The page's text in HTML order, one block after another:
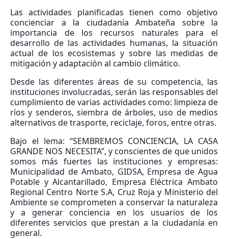
Las actividades planificadas tienen como objetivo
concienciar a la ciudadanía Ambateña sobre la
importancia de los recursos naturales para el
desarrollo de las actividades humanas, la situación
actual de los ecosistemas y sobre las medidas de
mitigación y adaptación al cambio climático.
Desde las diferentes áreas de su competencia, las
instituciones involucradas, serán las responsables del
cumplimiento de varias actividades como: limpieza de
ríos y senderos, siembra de árboles, uso de medios
alternativos de trasporte, reciclaje, foros, entre otras.
Bajo el lema: “SEMBREMOS CONCIENCIA, LA CASA
GRANDE NOS NECESITA”, y conscientes de que unidos
somos más fuertes las instituciones y empresas:
Municipalidad de Ambato, GIDSA, Empresa de Agua
Potable y Alcantarillado, Empresa Eléctrica Ambato
Regional Centro Norte S.A, Cruz Roja y Ministerio del
Ambiente se comprometen a conservar la naturaleza
y a generar conciencia en los usuarios de los
diferentes servicios que prestan a la ciudadanía en
general.